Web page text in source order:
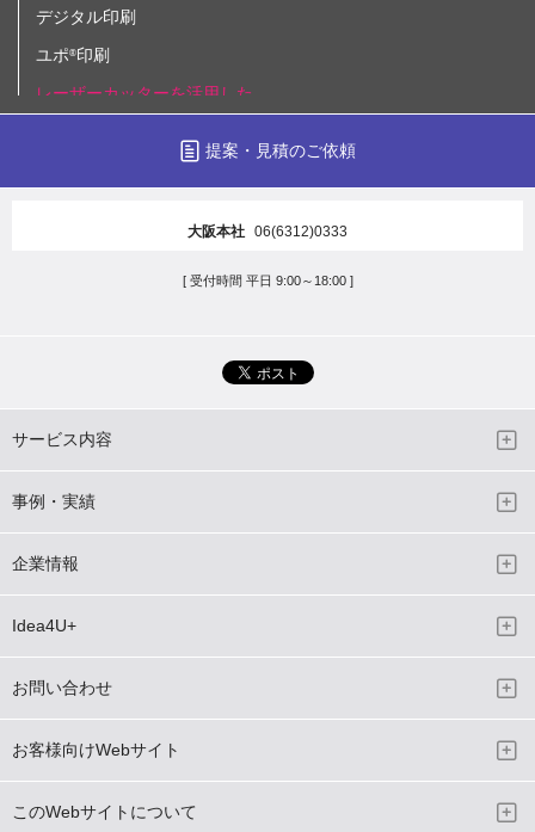
デジタル印刷
ユポ®印刷
レーザーカッターを活用した
付加価値プロダクト
提案・見積のご依頼
大阪本社 06(6312)0333
[ 受付時間 平日 9:00～18:00 ]
サービス内容
事例・実績
企業情報
Idea4U+
お問い合わせ
お客様向けWebサイト
このWebサイトについて